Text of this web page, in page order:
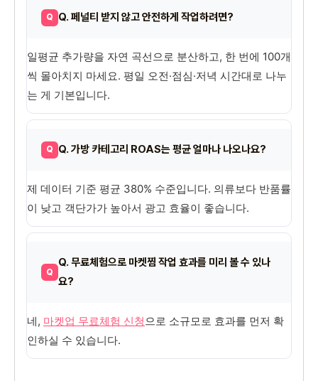
Q. 페널티 받지 않고 안전하게 작업하려면?
일평균 추가량을 자연 곡선으로 분산하고, 한 번에 100개
씩 몰아치지 마세요. 평일 오전·점심·저녁 시간대로 나누
는 게 기본입니다.
Q. 가방 카테고리 ROAS는 평균 얼마나 나오나요?
제 데이터 기준 평균 380% 수준입니다. 의류보다 반품률
이 낮고 객단가가 높아서 광고 효율이 좋습니다.
Q. 무료체험으로 마켓찜 작업 효과를 미리 볼 수 있나
요?
네, 마켓업 무료체험 신청으로 소규모로 효과를 먼저 확
인하실 수 있습니다.